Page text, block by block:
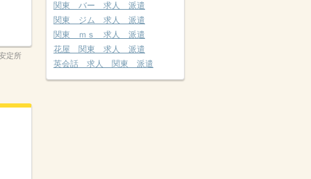
定所
関東 バー 求人 派遣
関東 ジム 求人 派遣
関東 ｍｓ 求人 派遣
花屋 関東 求人 派遣
英会話 求人 関東 派遣